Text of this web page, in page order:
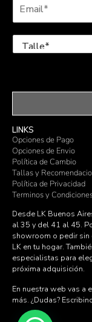
LINKS
Opciones de Pago
Opciones de Envio
Política de Cambio
Tallas y
Política de Privacidad
Terminos y
Desde LK Buenos
al 35 y del 41 al 45.
showroom o pedir sin
LK en tu hogar.
especialistas para
próxima adquisición.
En nuestra web vas a
más. ¿Dudas?